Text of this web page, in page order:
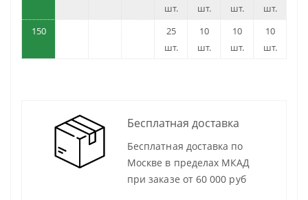
шт.
шт.
шт.
шт.
150
25
шт.
10
шт.
10
шт.
10
шт.
Бесплатная доставка
Бесплатная доставка по
Москве в пределах МКАД
при заказе от 60 000 руб